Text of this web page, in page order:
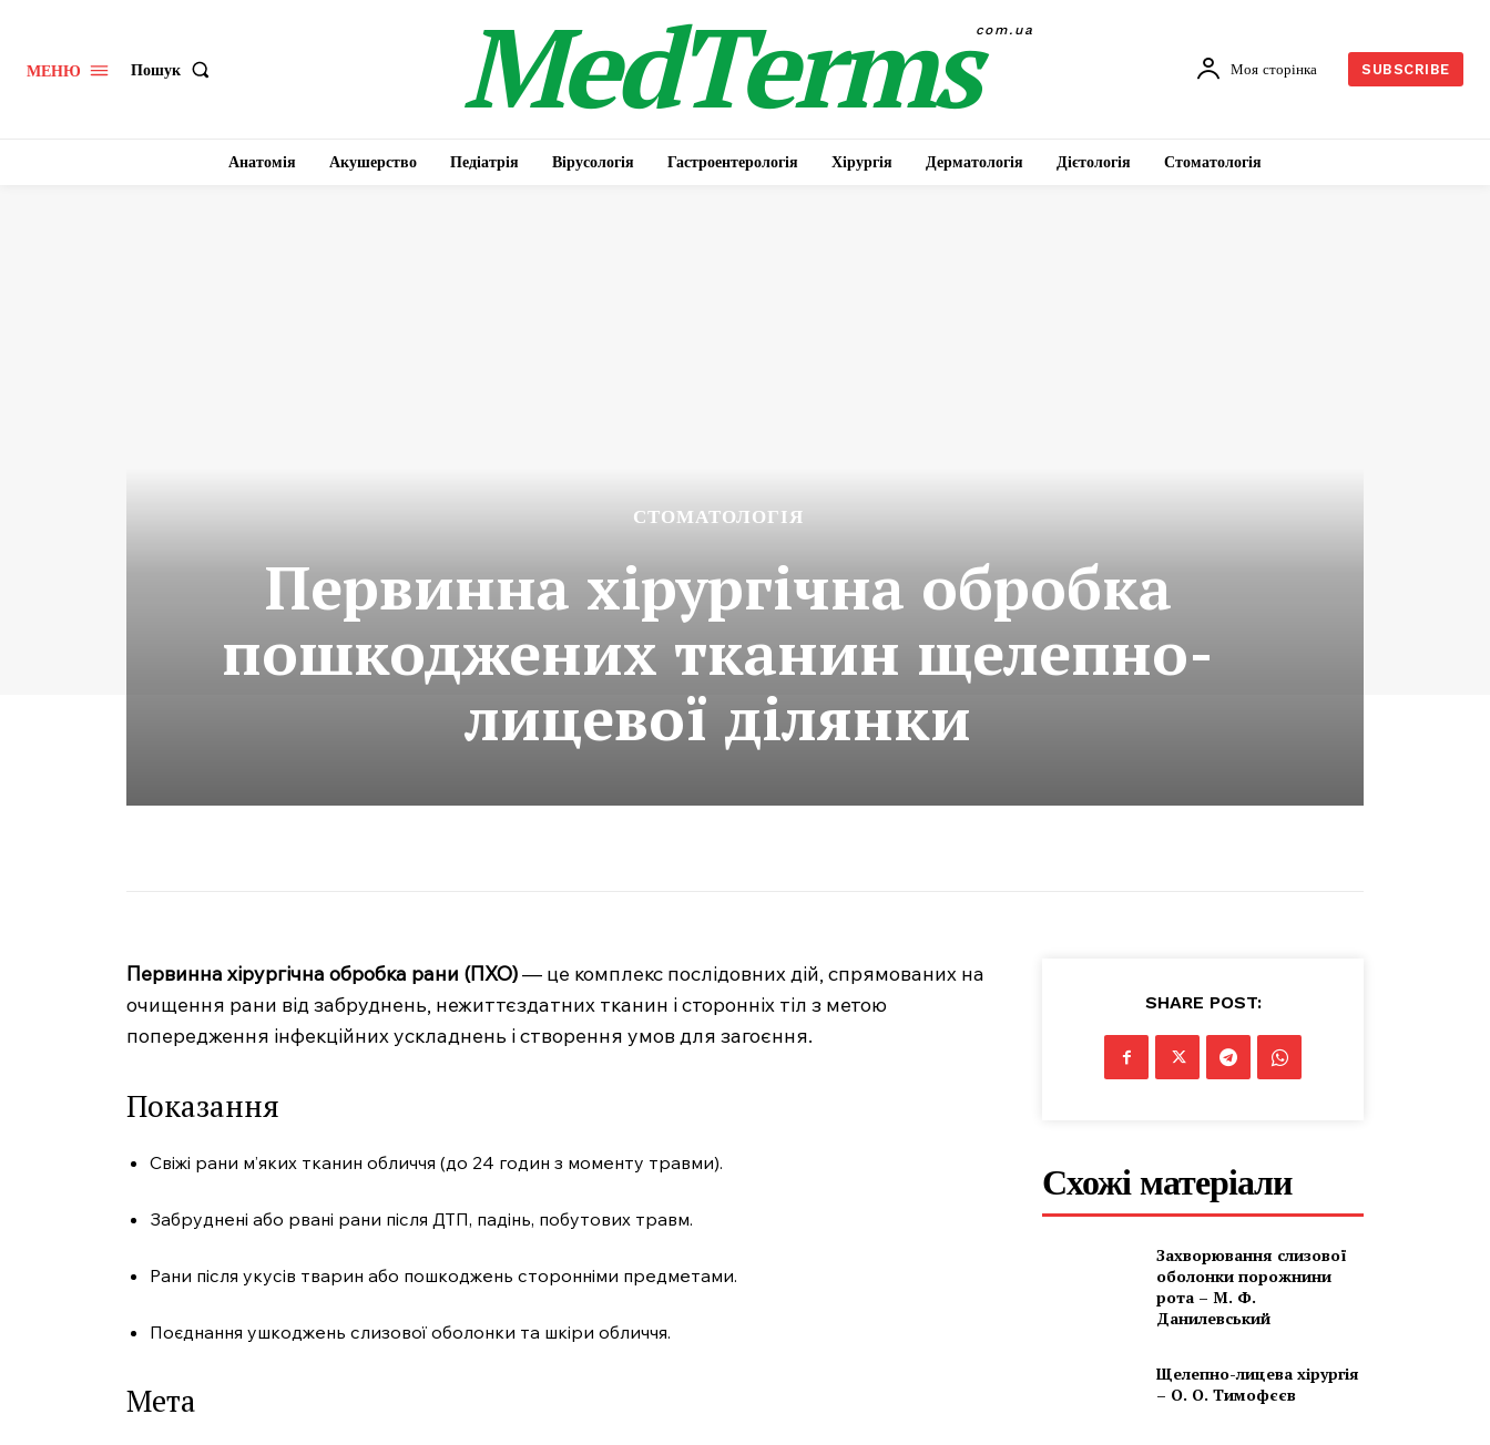
МЕНЮ Пошук MedTermscom.ua
Моя сторінка SUBSCRIBE
Анатомія Акушерство Педіатрія Вірусологія Гастроентерологія Хірургія Дерматологія Дієтологія Стоматологія
СТОМАТОЛОГІЯ
Первинна хірургічна обробка
пошкоджених тканин щелепно-
лицевої ділянки
Первинна хірургічна обробка рани (ПХО)— це комплекс послідовних дій, спрямованих на
очищення рани від забруднень, нежиттєздатних тканин і сторонніх тіл з метою
попередження інфекційних ускладнень і створення умов для загоєння.
Показання
Свіжі рани м’яких тканин обличчя (до 24 годин з моменту травми).
Забруднені або рвані рани після ДТП, падінь, побутових травм.
Рани після укусів тварин або пошкоджень сторонніми предметами.
Поєднання ушкоджень слизової оболонки та шкіри обличчя.
Мета
SHARE POST:
Схожі матеріали
Захворювання слизової
оболонки порожнини
рота – М. Ф.
Данилевський
Щелепно-лицева хірургія
– О. О. Тимофєєв